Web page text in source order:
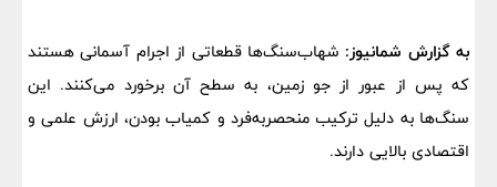
به گزارش شمانیوز: شهاب‌سنگ‌ها قطعاتی از اجرام آسمانی هستند
که پس از عبور از جو زمین، به سطح آن برخورد می‌کنند. این
سنگ‌ها به دلیل ترکیب منحصربه‌فرد و کمیاب بودن، ارزش علمی و
اقتصادی بالایی دارند.